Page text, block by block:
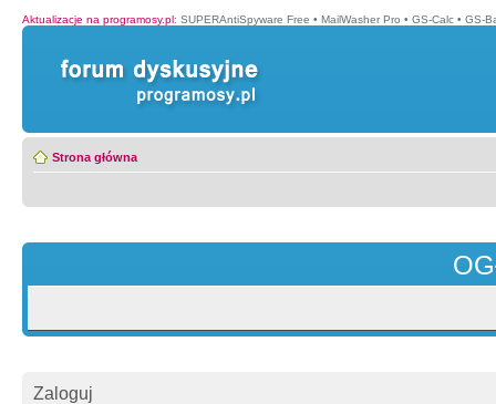
Aktualizacje na programosy.pl: SUPERAntiSpyware Free • MailWasher Pro • GS-Calc • GS-
Strona główna
Zaloguj